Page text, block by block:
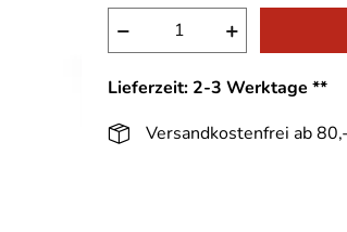
− +
Lieferzeit: 2-3 Werktage **
Versandkostenfrei ab